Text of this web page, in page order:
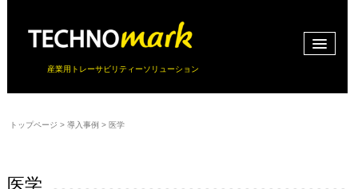
産業用トレーサビリティーソリューション
トップページ > 導入事例 > 医学